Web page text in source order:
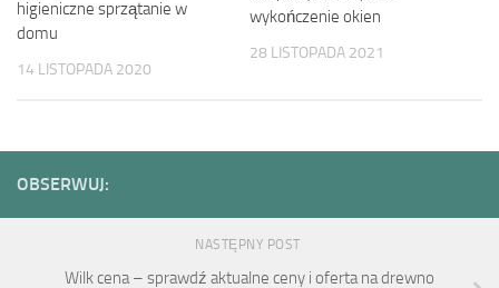
higieniczne sprzątanie w
domu
14 LISTOPADA 2020
wykończenie okien
28 LISTOPADA 2021
OBSERWUJ:
NASTĘPNY POST
Wilk cena – sprawdź aktualne ceny i oferta na drewno